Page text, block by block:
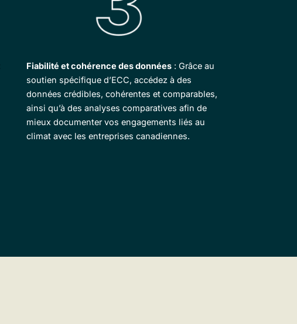
Fiabilité et cohérence des données: Grâce au
soutien spécifique d’ECC, accédez à des
données crédibles, cohérentes et comparables,
ainsi qu’à des analyses comparatives afin de
mieux documenter vos engagements liés au
climat avec les entreprises canadiennes.